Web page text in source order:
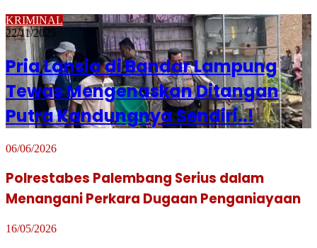
KRIMINAL
22/11/2025
Pria Lansia di Bandar Lampung
Tewas Mengenaskan Ditangan
Putra Kandungnya Sendiri..!
06/06/2026
Polrestabes Palembang Serius dalam
Menangani Perkara Dugaan Penganiayaan
16/05/2026